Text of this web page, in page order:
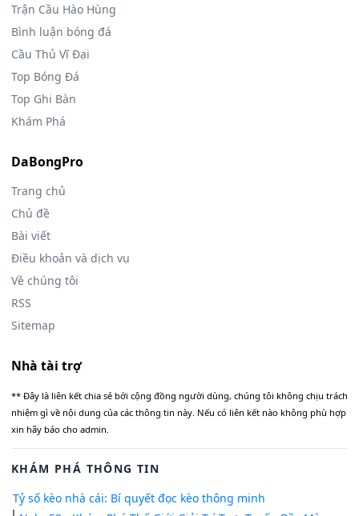
Trận Cầu Hào Hùng
Bình luận bóng đá
Cầu Thủ Vĩ Đại
Top Bóng Đá
Top Ghi Bàn
Khám Phá
DaBongPro
Trang chủ
Chủ đề
Bài viết
Điều khoản và dịch vụ
Về chúng tôi
RSS
Sitemap
Nhà tài trợ
** Đây là liên kết chia sẻ bới cộng đồng người dùng, chúng tôi không chịu trách
nhiệm gì về nội dung của các thông tin này. Nếu có liên kết nào không phù hợp
xin hãy báo cho admin.
KHÁM PHÁ THÔNG TIN
Tỷ số kèo nhà cái: Bí quyết đọc kèo thông minh